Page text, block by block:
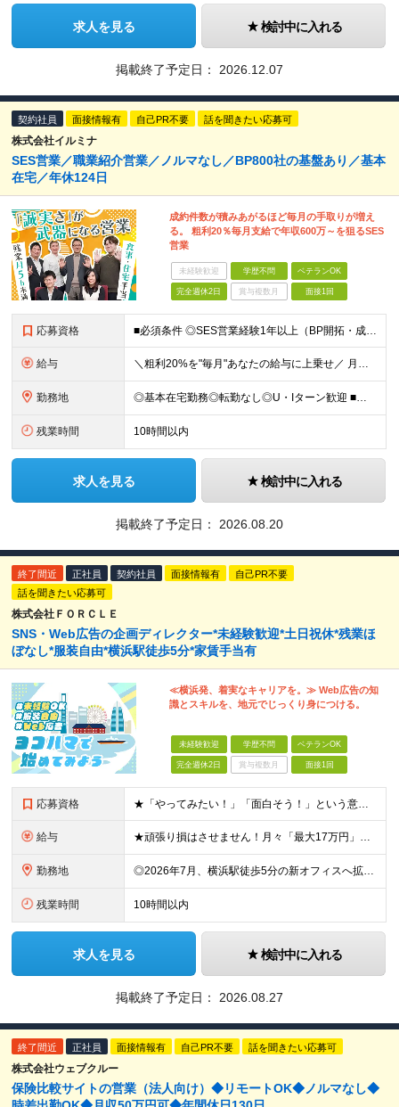
求人を見る 検討中に入れる
掲載終了予定日： 2026.12.07
契約社員 面接情報有 自己PR不要 話を聞きたい応募可
株式会社イルミナ
SES営業／職業紹介営業／ノルマなし／BP800社の基盤あり／基本
在宅／年休124日
成約件数が積みあがるほど毎月の手取りが増え
る。 粗利20％毎月支給で年収600万～を狙るSES
営業
未経験歓迎 学歴不問 ベテランOK
完全週休2日 賞与複数月 面接1回
応募資格 ■必須条件 ◎SES営業経験1年以上（BP開拓・成約実績の実務経験） ◎入社後1〜2ヶ月以内に自走して成約を目指せる方 ■歓迎条件 ◎BP向けの新規開拓経験がある方 ◎フリーランスエンジニアへの直接
給与 ＼粗利20%を"毎月"あなたの給与に上乗せ／ 月給22万円〜 ＋ インセンティブ（粗利の20%・毎月支給） ※経験・実績を考慮し、月給は面談にて決定します ※残業はほぼなし（月5時間未満）。残業代
勤務地 ◎基本在宅勤務◎転勤なし◎U・Iターン歓迎 ■月1回の帰社日（任意参加） 本社オフィスにて、チームメンバーとの交流会を開催。 参加は任意で、ご都合が良い時のみでOKです。 懇親会費用は全額会社負担。
残業時間 10時間以内
求人を見る 検討中に入れる
掲載終了予定日： 2026.08.20
終了間近 正社員 契約社員 面接情報有
自己PR不要
話を聞きたい応募可
株式会社ＦＯＲＣＬＥ
SNS・Web広告の企画ディレクター*未経験歓迎*土日祝休*残業ほ
ぼなし*服装自由*横浜駅徒歩5分*家賃手当有
≪横浜発、着実なキャリアを。≫ Web広告の知
識とスキルを、地元でじっくり身につける。
未経験歓迎 学歴不問 ベテランOK
完全週休2日 賞与複数月 面接1回
応募資格 ★「やってみたい！」「面白そう！」という意欲重視の採用です！ ★新オフィスのスタートメンバー募集！ ◎学歴・経験一切不問！未経験・第二新卒大歓迎 ◎基本的なPCスキル（文字入力レベルでOK） ＼こ
給与 ★頑張り損はさせません！月々「最大17万円」のインセンティブ支給！ 【月収イメージ】 ・月収33.5万円（月給23万5000円＋インセンティブ10万円） ・月収47.5万円（月給30万円＋インセンティ
勤務地 ◎2026年7月、横浜駅徒歩5分の新オフィスへ拡大移転！ ◎転勤なし！U・Iターンも歓迎 ◎横浜駅から徒歩6分の好アクセス ≪本社≫ 神奈川県横浜市神奈川区金港町7−3 ★2026年7月より、横浜
残業時間 10時間以内
求人を見る 検討中に入れる
掲載終了予定日： 2026.08.27
終了間近 正社員 面接情報有 自己PR不要 話を聞きたい応募可
株式会社ウェブクルー
保険比較サイトの営業（法人向け）◆リモートOK◆ノルマなし◆